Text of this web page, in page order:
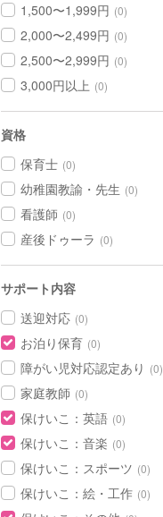
1,500〜1,999円 (0)
2,000〜2,499円 (0)
2,500〜2,999円 (0)
3,000円以上 (0)
資格
保育士 (0)
幼稚園教諭・先生 (0)
看護師 (0)
産後ドゥーラ (0)
サポート内容
送迎対応 (0)
お泊り保育 (0)
障がい児対応認定あり (0)
家庭教師 (0)
保けいこ：英語 (0)
保けいこ：音楽 (0)
保けいこ：スポーツ (0)
保けいこ：絵・工作 (0)